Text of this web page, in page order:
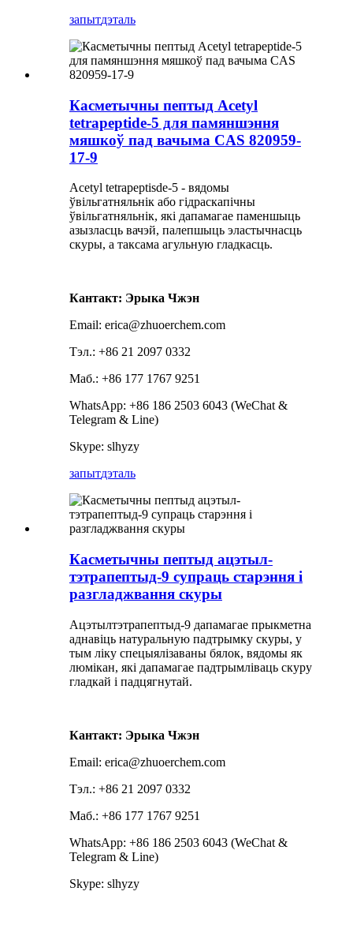
запытдэталь
Касметычны пептыд Acetyl
tetrapeptide-5 для памяншэння
мяшкоў пад вачыма CAS 820959-
17-9
Acetyl tetrapeptisde-5 - вядомы
ўвільгатняльнік або гідраскапічны
ўвільгатняльнік, які дапамагае паменшыць
азызласць вачэй, палепшыць эластычнасць
скуры, а таксама агульную гладкасць.
Кантакт: Эрыка Чжэн
Email: erica@zhuoerchem.com
Тэл.: +86 21 2097 0332
Маб.: +86 177 1767 9251
WhatsApp: +86 186 2503 6043 (WeChat &
Telegram & Line)
Skype: slhyzy
запытдэталь
Касметычны пептыд ацэтыл-
тэтрапептыд-9 супраць старэння і
разгладжвання скуры
Ацэтылтэтрапептыд-9 дапамагае прыкметна
аднавіць натуральную падтрымку скуры, у
тым ліку спецыялізаваны бялок, вядомы як
люмікан, які дапамагае падтрымліваць скуру
гладкай і падцягнутай.
Кантакт: Эрыка Чжэн
Email: erica@zhuoerchem.com
Тэл.: +86 21 2097 0332
Маб.: +86 177 1767 9251
WhatsApp: +86 186 2503 6043 (WeChat &
Telegram & Line)
Skype: slhyzy